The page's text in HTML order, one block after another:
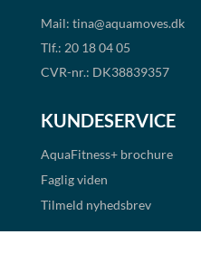
Mail: tina@aquamoves.dk
Tlf.: 20 18 04 05
CVR-nr.: DK38839357
KUNDESERVICE
AquaFitness+ brochure
Faglig viden
Tilmeld nyhedsbrev